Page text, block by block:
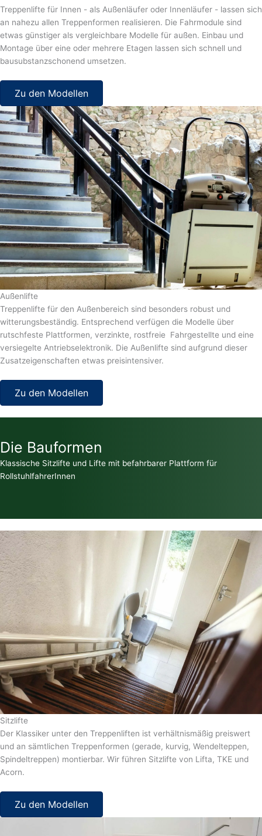
Treppenlifte für Innen - als Außenläufer oder Innenläufer - lassen sich
an nahezu allen Treppenformen realisieren. Die Fahrmodule sind
etwas günstiger als vergleichbare Modelle für außen. Einbau und
Montage über eine oder mehrere Etagen lassen sich schnell und
bausubstanzschonend umsetzen.
Zu den Modellen
Außenlifte
Treppenlifte für den Außenbereich sind besonders robust und
witterungsbeständig. Entsprechend verfügen die Modelle über
rutschfeste Plattformen, verzinkte, rostfreie Fahrgestellte und eine
versiegelte Antriebselektronik. Die Außenlifte sind aufgrund dieser
Zusatzeigenschaften etwas preisintensiver.
Zu den Modellen
Die Bauformen
Klassische Sitzlifte und Lifte mit befahrbarer Plattform für
RollstuhlfahrerInnen
Sitzlifte
Der Klassiker unter den Treppenliften ist verhältnismäßig preiswert
und an sämtlichen Treppenformen (gerade, kurvig, Wendelteppen,
Spindeltreppen) montierbar. Wir führen Sitzlifte von Lifta, TKE und
Acorn.
Zu den Modellen